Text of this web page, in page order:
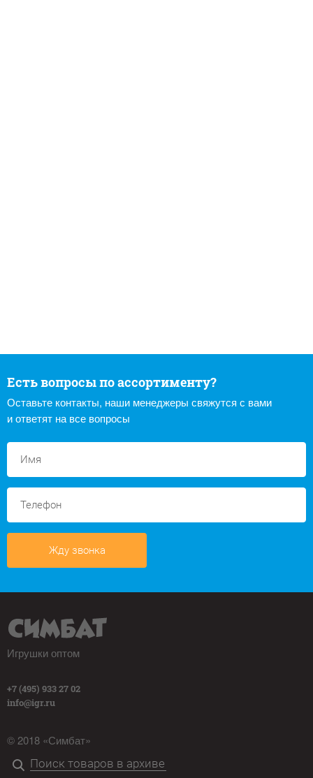
Есть вопросы по ассортименту?
Оставьте контакты, наши менеджеры свяжутся с вами
и ответят на все вопросы
Жду звонка
Игрушки оптом
+7 (495) 933 27 02
info@igr.ru
© 2018 «Симбат»